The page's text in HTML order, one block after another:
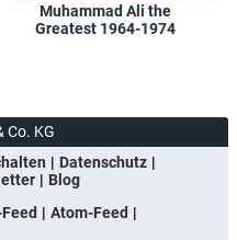
Muhammad Ali the
Greatest 1964-1974
Co. KG
Datenschutz
Blog
Atom-Feed